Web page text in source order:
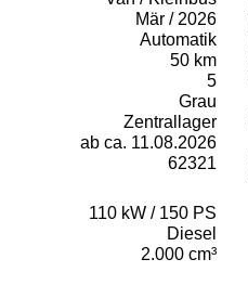
Mär / 2026
Automatik
50 km
5
Grau
Zentrallager
ab ca. 11.08.2026
62321
110 kW / 150 PS
Diesel
2.000 cm³